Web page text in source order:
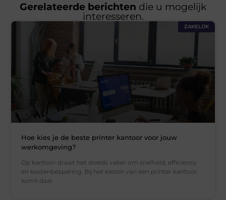
Gerelateerde berichten die u mogelijk
interesseren.
ZAKELIJK
Hoe kies je de beste printer kantoor voor jouw
werkomgeving?
Op kantoor draait het steeds vaker om snelheid, efficiency
en kostenbesparing. Bij het kiezen van een printer kantoor
komt daar